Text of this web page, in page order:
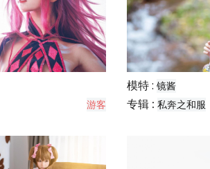
游客
模特 : 镜酱
专辑 : 私奔之和服